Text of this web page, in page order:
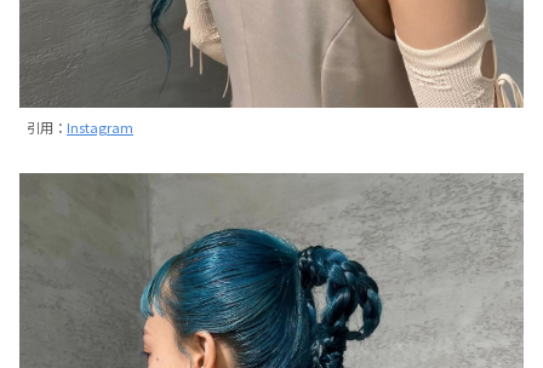
引用： Instagram